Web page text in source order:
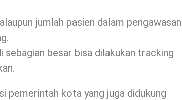
jumlah pasien dalam pengawasan
besar bisa dilakukan tracking
pemerintah kota yang juga didukung